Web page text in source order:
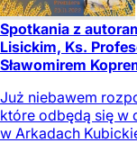
Spotkania z
Lisickim, Ks.
Sławomirem
Już niebawem
które odbędą się w
w Arkadach